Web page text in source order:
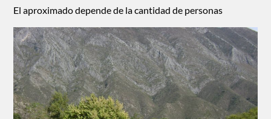
El aproximado depende de la cantidad de personas